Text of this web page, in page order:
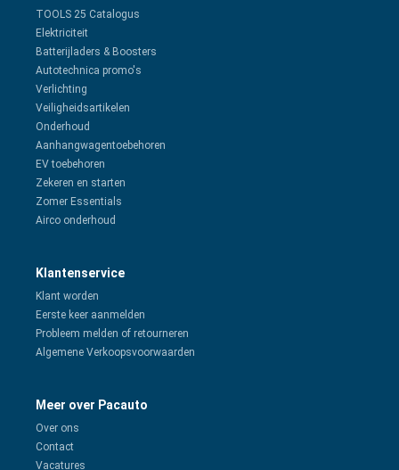
TOOLS 25 Catalogus
Elektriciteit
Batterijladers & Boosters
Autotechnica promo's
Verlichting
Veiligheidsartikelen
Onderhoud
Aanhangwagentoebehoren
EV toebehoren
Zekeren en starten
Zomer Essentials
Airco onderhoud
Klantenservice
Klant worden
Eerste keer aanmelden
Probleem melden of retourneren
Algemene Verkoopsvoorwaarden
Meer over Pacauto
Over ons
Contact
Vacatures